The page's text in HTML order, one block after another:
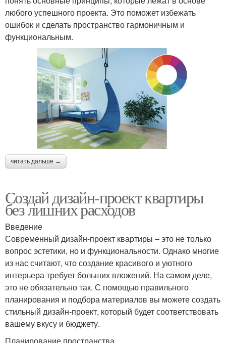
любого успешного проекта. Это поможет избежать
ошибок и сделать пространство гармоничным и
функциональным.
читать дальше →
Создай дизайн-проект квартиры
без лишних расходов
Введение
Современный дизайн-проект квартиры – это не только
вопрос эстетики, но и функциональности. Однако многие
из нас считают, что создание красивого и уютного
интерьера требует больших вложений. На самом деле,
это не обязательно так. С помощью правильного
планирования и подбора материалов вы можете создать
стильный дизайн-проект, который будет соответствовать
вашему вкусу и бюджету.